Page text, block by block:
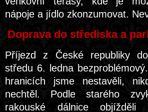
nápoje a jídlo zkonzumovat.
Doprava do střediska a
Příjezd z České republiky
středu 6. ledna
hranicích jsme nestavěli,
nechtěl. Podle starého
rakouské dálnice objížděli